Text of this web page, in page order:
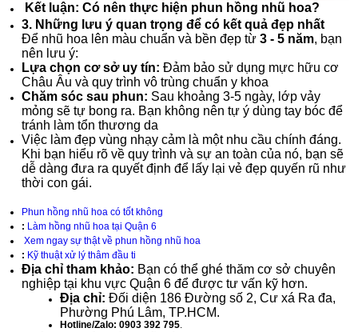
Kết luận: Có nên thực hiện phun hồng nhũ hoa?
3. Những lưu ý quan trọng để có kết quả đẹp nhất
Để nhũ hoa lên màu chuẩn và bền đẹp từ3 - 5 năm, bạn
nên lưu ý:
Lựa chọn cơ sở uy tín: Đảm bảo sử dụng mực hữu cơ
Châu Âu và quy trình vô trùng chuẩn y khoa
Chăm sóc sau phun: Sau khoảng 3-5 ngày, lớp vảy
mỏng sẽ tự bong ra. Bạn không nên tự ý dùng tay bóc để
tránh làm tổn thương da
Việc làm đẹp vùng nhạy cảm là một nhu cầu chính đáng.
Khi bạn hiểu rõ về quy trình và sự an toàn của nó, bạn sẽ
dễ dàng đưa ra quyết định để lấy lại vẻ đẹp quyến rũ như
thời con gái.
Phun hồng nhũ hoa có tốt không
: Làm hồng nhũ hoa tại Quận 6
Xem ngay sự thật về phun hồng nhũ hoa
: Kỹ thuật xử lý thâm đầu ti
Địa chỉ tham khảo: Bạn có thể ghé thăm cơ sở chuyên
nghiệp tại khu vực Quận 6 để được tư vấn kỹ hơn.
Địa chỉ: Đối diện 186 Đường số 2, Cư xá Ra đa,
Phường Phú Lâm, TP.HCM.
Hotline/Zalo: 0903 392 795.